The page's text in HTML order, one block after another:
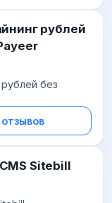
рублей
без
отзывов
Sitebill